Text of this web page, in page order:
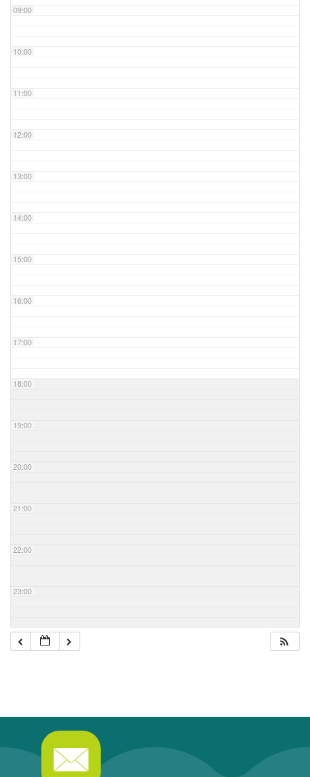
09:00
10:00
11:00
12:00
13:00
14:00
15:00
16:00
17:00
18:00
19:00
20:00
21:00
22:00
23:00